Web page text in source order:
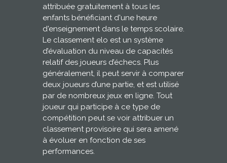
attribuée gratuitement à tous les
enfants bénéficiant d'une heure
d'enseignement dans le temps scolaire.
Le classement elo est un système
d’évaluation du niveau de capacités
relatif des joueurs d’échecs. Plus
généralement, il peut servir à comparer
deux joueurs d’une partie, et est utilisé
par de nombreux jeux en ligne. Tout
joueur qui participe à ce type de
compétition peut se voir attribuer un
classement provisoire qui sera amené
à évoluer en fonction de ses
performances.